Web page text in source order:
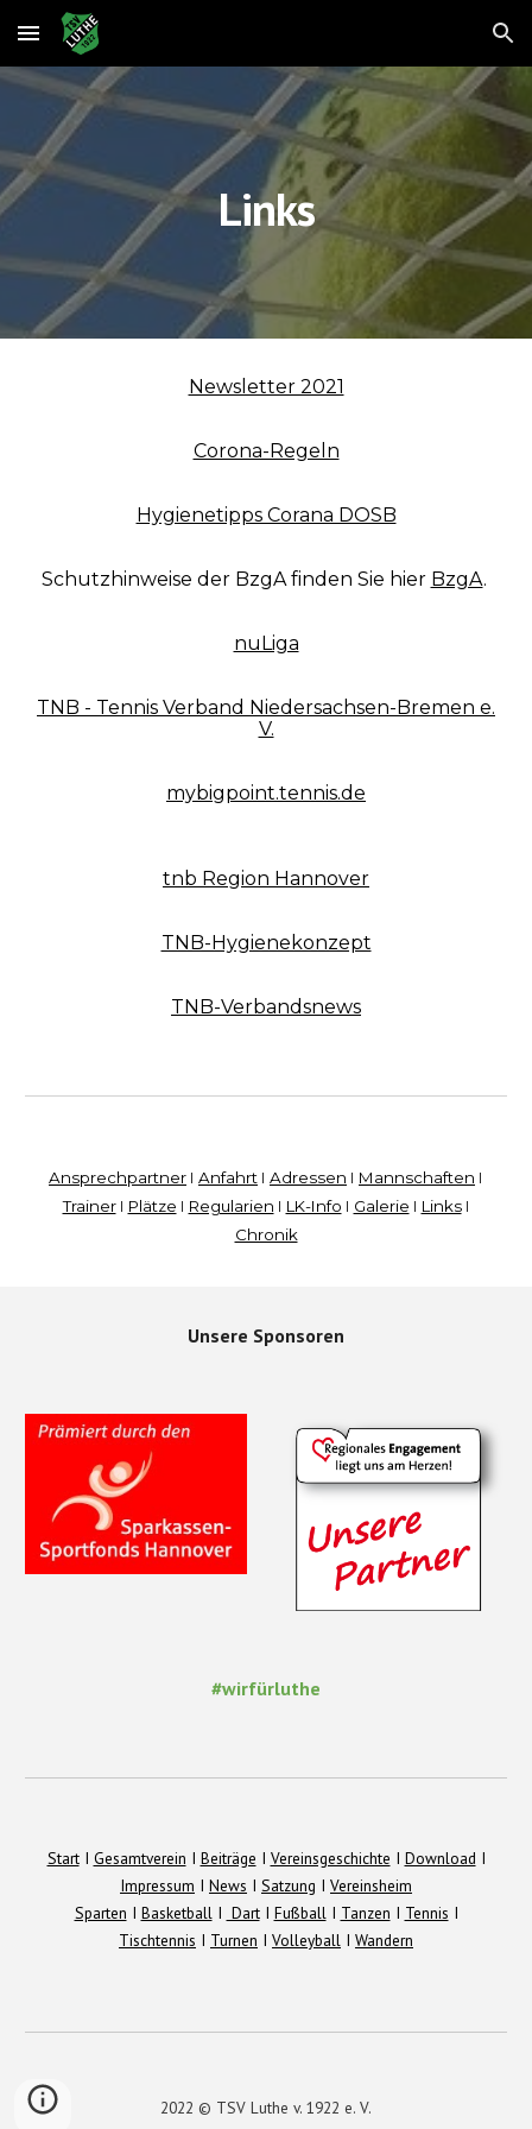
Skip to main content Skip to navigation
Links
Newsletter 2021
Corona-Regeln
Hygienetipps Corana DOSB
Schutzhinweise der BzgA finden Sie hier BzgA.
nuLiga
TNB - Tennis Verband Niedersachsen-Bremen e.
V.
mybigpoint.tennis.de
tnb Region Hannover
TNB-Hygienekonzept
TNB-Verbandsnews
Ansprechpartner I Anfahrt I Adressen I Mannschaften I
TrainerI Plätze I Regularien I LK-Info I Galerie I LinksI
Chronik
Unsere Sponsoren
#wirfürluthe
StartI Gesamtverein I Beiträge I Vereinsgeschichte I Download I
Impressum I News I Satzung I Vereinsheim
Sparten I BasketballI DartI FußballI Tanzen I Tennis I
Tischtennis I Turnen I Volleyball I Wandern
2022 © TSV Luthe v. 1922 e. V.